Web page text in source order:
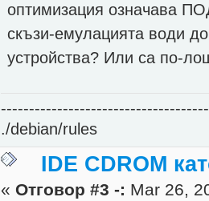
оптимизация означава
скъзи-емулацията води
устройства? Или са по-
./debian/rules
IDE CDROM
« Отговор #3 -: Mar 26,